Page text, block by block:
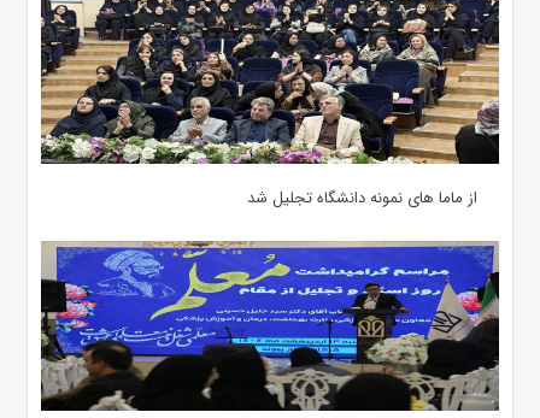
از ماما های نمونه دانشگاه تجلیل شد